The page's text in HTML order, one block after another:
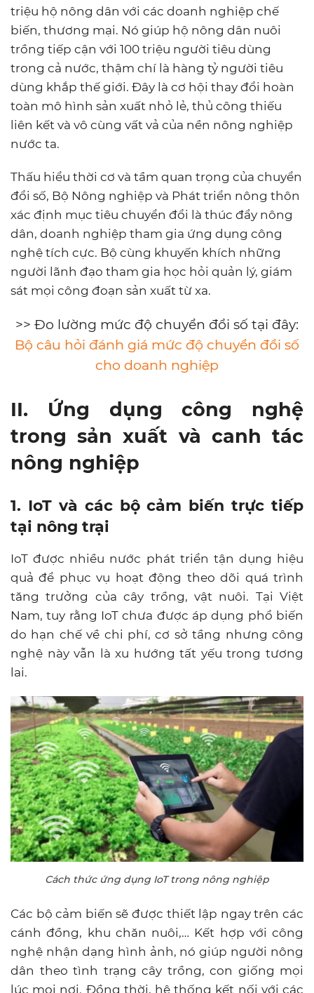
triệu hộ nông dân với các doanh nghiệp chế
biến, thương mại. Nó giúp hộ nông dân nuôi
trồng tiếp cận với 100 triệu người tiêu dùng
trong cả nước, thậm chí là hàng tỷ người tiêu
dùng khắp thế giới. Đây là cơ hội thay đổi hoàn
toàn mô hình sản xuất nhỏ lẻ, thủ công thiếu
liên kết và vô cùng vất vả của nền nông nghiệp
nước ta.
Thấu hiểu thời cơ và tầm quan trọng của chuyển
đổi số, Bộ Nông nghiệp và Phát triển nông thôn
xác định mục tiêu chuyển đổi là thúc đẩy nông
dân, doanh nghiệp tham gia ứng dụng công
nghệ tích cực. Bộ cùng khuyến khích những
người lãnh đạo tham gia học hỏi quản lý, giám
sát mọi công đoạn sản xuất từ xa.
>> Đo lường mức độ chuyển đổi số tại đây:
Bộ câu hỏi đánh giá mức độ chuyển đổi số
cho doanh nghiệp
II. Ứng dụng công nghệ
trong sản xuất và canh tác
nông nghiệp
1. IoT và các bộ cảm biến trực tiếp
tại nông trại
IoT được nhiều nước phát triển tận dụng hiệu
quả để phục vụ hoạt động theo dõi quá trình
tăng trưởng của cây trồng, vật nuôi. Tại Việt
Nam, tuy rằng IoT chưa được áp dụng phổ biến
do hạn chế về chi phí, cơ sở tầng nhưng công
nghệ này vẫn là xu hướng tất yếu trong tương
lai.
Cách thức ứng dụng IoT trong nông nghiệp
Các bộ cảm biến sẽ được thiết lập ngay trên các
cánh đồng, khu chăn nuôi,… Kết hợp với công
nghệ nhận dạng hình ảnh, nó giúp người nông
dân theo tình trạng cây trồng, con giống mọi
lúc mọi nơi. Đồng thời, hệ thống kết nối với các